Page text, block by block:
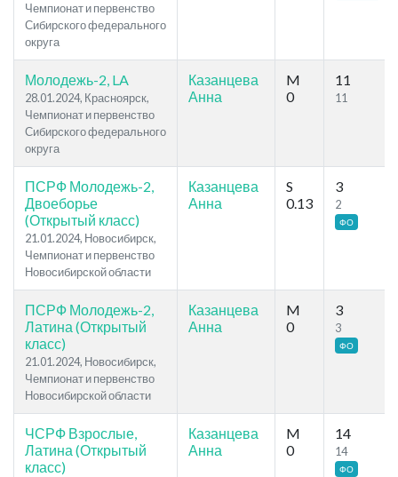
Чемпионат и первенство
Сибирского федерального
округа
Молодежь-2, LA
28.01.2024, Красноярск,
Чемпионат и первенство
Сибирского федерального
округа
Казанцева
Анна
M
0
11
11
ПСРФ Молодежь-2,
Двоеборье
(Открытый класс)
21.01.2024, Новосибирск,
Чемпионат и первенство
Новосибирской области
Казанцева
Анна
S
0.13
3
2
ФО
ПСРФ Молодежь-2,
Латина (Открытый
класс)
21.01.2024, Новосибирск,
Чемпионат и первенство
Новосибирской области
Казанцева
Анна
M
0
3
3
ФО
ЧСРФ Взрослые,
Латина (Открытый
класс)
Казанцева
Анна
M
0
14
14
ФО